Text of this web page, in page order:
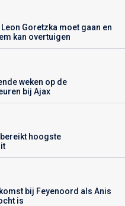
Goretzka moet gaan en
kan overtuigen
weken op de
bij Ajax
hoogste
bij Feyenoord als Anis
is